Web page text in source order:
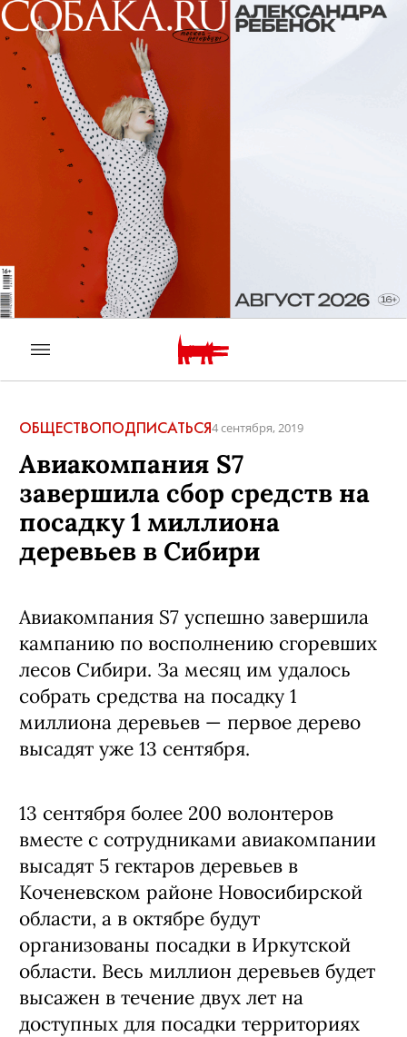
ОБЩЕСТВОПОДПИСАТЬСЯ4 сентября, 2019
Авиакомпания S7
завершила сбор средств на
посадку 1 миллиона
деревьев в Сибири
Авиакомпания S7 успешно завершила
кампанию по восполнению сгоревших
лесов Сибири. За месяц им удалось
собрать средства на посадку 1
миллиона деревьев — первое дерево
высадят уже 13 сентября.
13 сентября более 200 волонтеров
вместе с сотрудниками авиакомпании
высадят 5 гектаров деревьев в
Коченевском районе Новосибирской
области, а в октябре будут
организованы посадки в Иркутской
области. Весь миллион деревьев будет
высажен в течение двух лет на
доступных для посадки территориях